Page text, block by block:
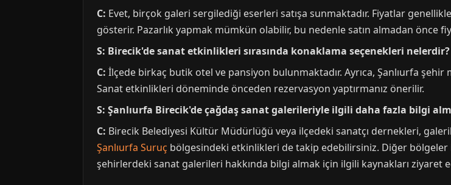
C: Evet, birçok galeri sergilediği eserleri satışa sunmaktadır. Fiyatlar
gösterir. Pazarlık yapmak mümkün olabilir, bu nedenle satın almadan önce
S: Birecik'de sanat etkinlikleri sırasında konaklama seçenekleri nelerdir?
C: İlçede birkaç butik otel ve pansiyon bulunmaktadır. Ayrıca, Şanlıurfa
Sanat etkinlikleri döneminde önceden rezervasyon yaptırmanız önerilir.
S: Şanlıurfa Birecik'de çağdaş sanat galerileriyle ilgili daha fazla bilgi
C: Birecik Belediyesi Kültür Müdürlüğü veya ilçedeki sanatçı dernekleri,
Şanlıurfa Suruç bölgesindeki etkinlikleri de takip edebilirsiniz. Diğer bölgeler
şehirlerdeki sanat galerileri hakkında bilgi almak için ilgili kaynakları ziyaret